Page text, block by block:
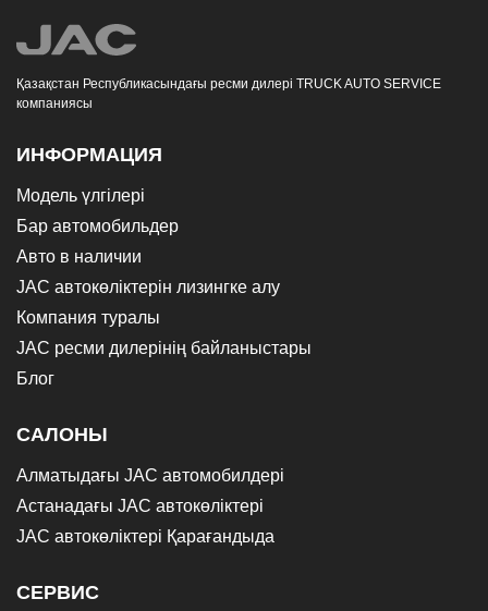
Қазақстан Республикасындағы ресми дилері TRUCK AUTO SERVICE
компаниясы
ИНФОРМАЦИЯ
Модель үлгілері
Бар автомобильдер
Авто в наличии
JAC автокөліктерін лизингке алу
Компания туралы
JAC ресми дилерінің байланыстары
Блог
САЛОНЫ
Алматыдағы JAC автомобилдері
Астанадағы JAC автокөліктері
JAC автокөліктері Қарағандыда
СЕРВИС